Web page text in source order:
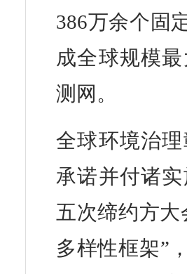
386万余个固
成全球规模
测网。
全球环境治
承诺并付诸
五次缔约方
多样性框架”